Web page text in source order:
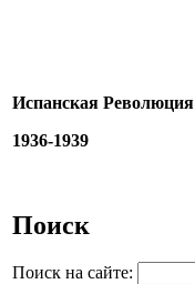
Испанская Революция
1936-1939
Поиск
Поиск на сайте: